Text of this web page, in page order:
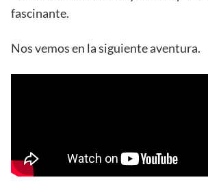
fascinante.
Nos vemos en la siguiente aventura.